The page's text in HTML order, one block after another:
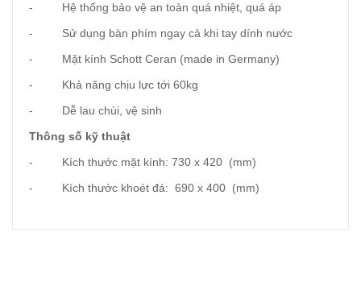
- Hệ thống bảo vệ an toàn quá nhiệt, quá áp
- Sử dụng bàn phím ngay cả khi tay dính nước
- Mặt kính Schott Ceran (made in Germany)
- Khả năng chịu lực tới 60kg
- Dễ lau chùi, vệ sinh
Thông số kỹ thuật
- Kích thước mặt kính: 730 x 420 (mm)
- Kích thước khoét đá: 690 x 400 (mm)